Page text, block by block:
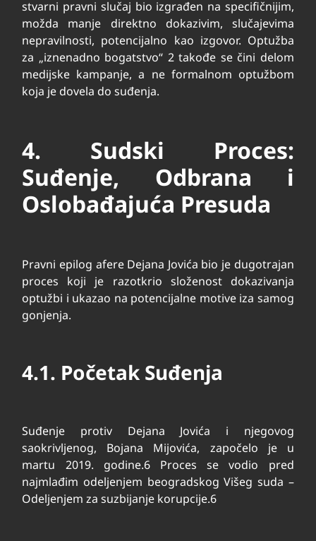
stvarni pravni slučaj bio izgrađen na specifičnijim,
možda manje direktno dokazivim, slučajevima
nepravilnosti, potencijalno kao izgovor. Optužba
za „iznenadno bogatstvo“ 2takođe se čini delom
medijske kampanje, a ne formalnom optužbom
koja je dovela do suđenja.
4. Sudski Proces:
Suđenje, Odbrana i
Oslobađajuća Presuda
Pravni epilog afere Dejana Jovića bio je dugotrajan
proces koji je razotkrio složenost dokazivanja
optužbi i ukazao na potencijalne motive iza samog
gonjenja.
4.1. Početak Suđenja
Suđenje protiv Dejana Jovića i njegovog
saokrivljenog, Bojana Mijovića, započelo je u
martu 2019. godine.6Proces se vodio pred
najmlađim odeljenjem beogradskog Višeg suda –
Odeljenjem za suzbijanje korupcije.6